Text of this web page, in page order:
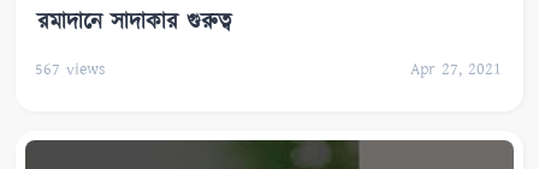
রমাদানে সাদাকার গুরুত্ব
567 views Apr 27, 2021